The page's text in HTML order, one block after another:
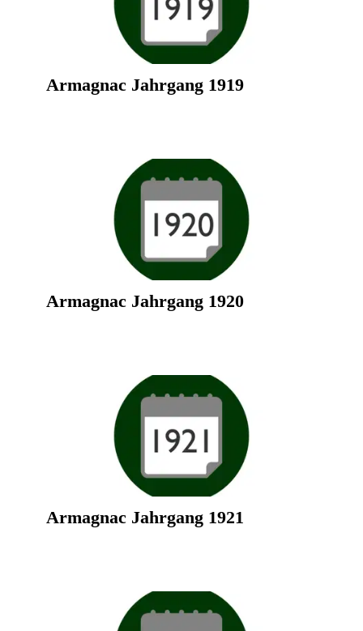
Armagnac Jahrgang 1919
Armagnac Jahrgang 1920
Armagnac Jahrgang 1921